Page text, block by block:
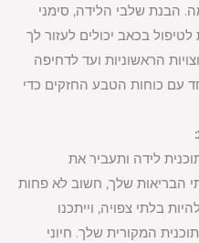
הבנת שלבי הלידה, סימני
בכאב יכולים לעזור לך
הראשוניות ועד לדחיפה
עם כוחות הטבע החזקים כדי
לידה ותעביר את
הבריאות שלך, חשוב לא פחות
בלתי צפויה, וייתכנו
המקורית שלך. חיוני